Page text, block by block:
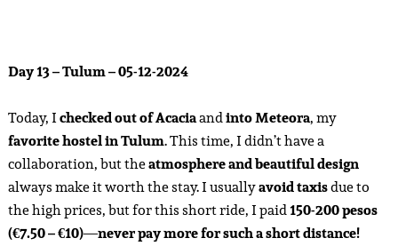
Day 13 – Tulum – 05-12-2024
Today, Ichecked out of Acaciaandinto Meteora, my
favorite hostel in Tulum. This time, I didn’t have a
collaboration, but theatmosphere and beautiful design
always make it worth the stay. I usuallyavoid taxisdue to
the high prices, but for this short ride, I paid150-200 pesos
(€7.50 – €10)—never pay more for such a short distance!